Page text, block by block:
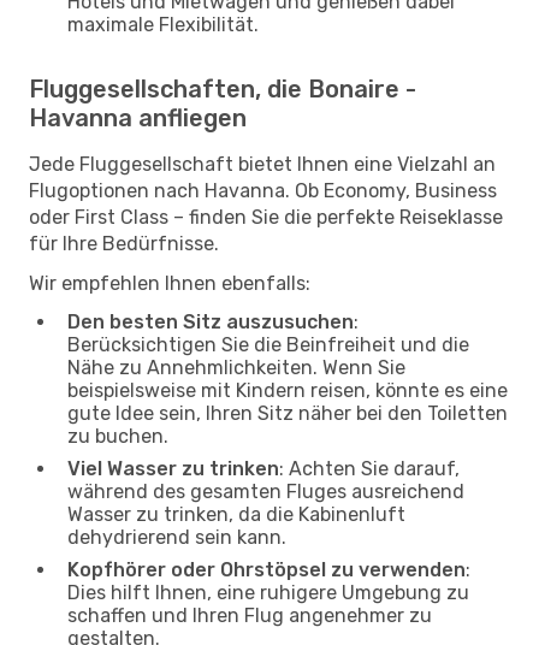
maximale Flexibilität.
Fluggesellschaften, die Bonaire -
Havanna anfliegen
Jede Fluggesellschaft bietet Ihnen eine Vielzahl an
Flugoptionen nach Havanna. Ob Economy, Business
oder First Class – finden Sie die perfekte Reiseklasse
für Ihre Bedürfnisse.
Wir empfehlen Ihnen ebenfalls:
Den besten Sitz auszusuchen:
Berücksichtigen Sie die Beinfreiheit und die
Nähe zu Annehmlichkeiten. Wenn Sie
beispielsweise mit Kindern reisen, könnte es eine
gute Idee sein, Ihren Sitz näher bei den Toiletten
zu buchen.
Viel Wasser zu trinken: Achten Sie darauf,
während des gesamten Fluges ausreichend
Wasser zu trinken, da die Kabinenluft
dehydrierend sein kann.
Kopfhörer oder Ohrstöpsel zu verwenden:
Dies hilft Ihnen, eine ruhigere Umgebung zu
schaffen und Ihren Flug angenehmer zu
gestalten.